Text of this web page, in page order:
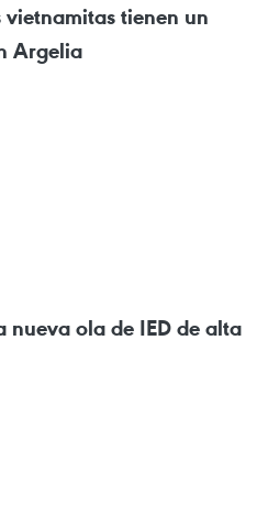
tienen un
Argelia
nueva ola de IED de alta